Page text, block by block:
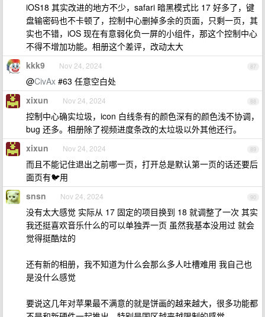
iOS18 其实改进的地方不少，safari 暗黑模式比 17 好多了，键
盘输密码也不卡顿了，控制中心删掉多余的页面，只剩一页，其
实也不错，iOS 现在有意弱化负一屏的小组件，那这个控制中心
不得不增加功能。相册这个差评，改动太大
87
kkk9 Nov 24, 2024
@CivAx #63 任意空白处
88
xixun Nov 24, 2024
控制中心确实垃圾，icon 白线条有的颜色深有的颜色浅不协调，
bug 还多。相册除了视频进度条改的太垃圾以外其他还行。
89
xixun Nov 24, 2024
而且不能记住退出之前哪一页，打开总是默认第一页的话还要后
面页有🐦用
90
snsn Nov 24, 2024
没有太大感觉 实际从 17 固定的项目换到 18 就调整了一次 其实
我还挺喜欢音乐什么的可以单独弄一页 虽然我基本没用过 就会
觉得挺酷炫的
还有新的相册，我不知道为什么会那么多人吐槽难用 我自己也
是没什么感觉
要说这几年对苹果最不满意的就是饼画的越来越大，很多功能都